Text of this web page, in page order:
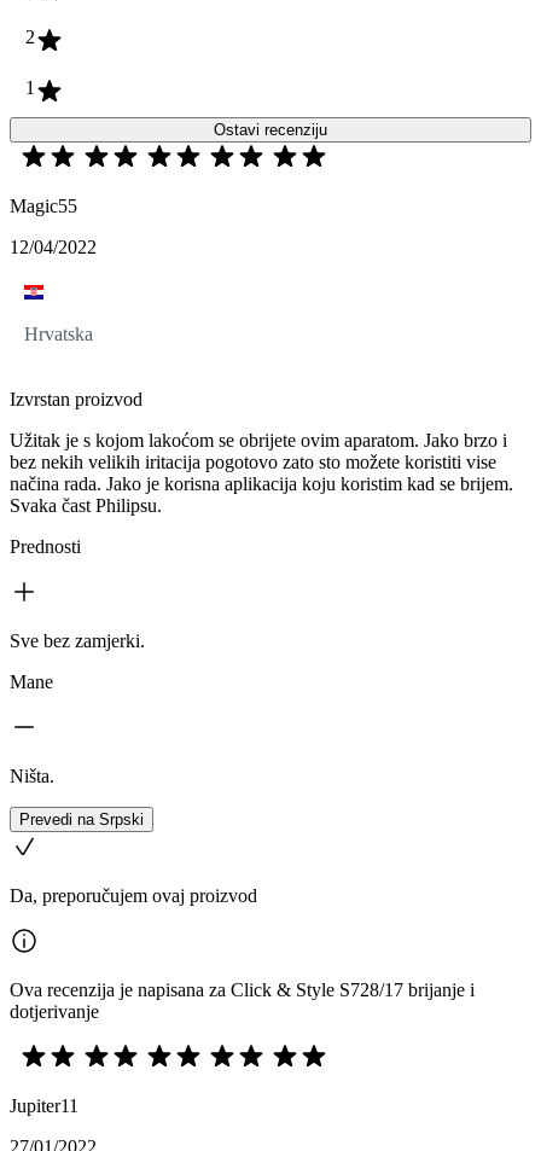
2
1
Ostavi recenziju
Magic55
12/04/2022
Hrvatska
Izvrstan proizvod
Užitak je s kojom lakoćom se obrijete ovim aparatom. Jako brzo i
bez nekih velikih iritacija pogotovo zato sto možete koristiti vise
načina rada. Jako je korisna aplikacija koju koristim kad se brijem.
Svaka čast Philipsu.
Prednosti
Sve bez zamjerki.
Mane
Ništa.
Prevedi na Srpski
Da, preporučujem ovaj proizvod
Ova recenzija je napisana za Click & Style S728/17 brijanje i
dotjerivanje
Jupiter11
27/01/2022